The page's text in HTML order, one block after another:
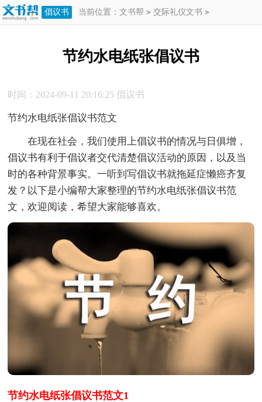
倡议书 当前位置： 文书帮 > 交际礼仪文书 >
节约水电纸张倡议书
时间：2024-09-11 20:16:25倡议书
节约水电纸张倡议书范文
在现在社会，我们使用上倡议书的情况与日俱增，
倡议书有利于倡议者交代清楚倡议活动的原因，以及当
时的各种背景事实。一听到写倡议书就拖延症懒癌齐复
发？以下是小编帮大家整理的节约水电纸张倡议书范
文，欢迎阅读，希望大家能够喜欢。
节约水电纸张倡议书范文1